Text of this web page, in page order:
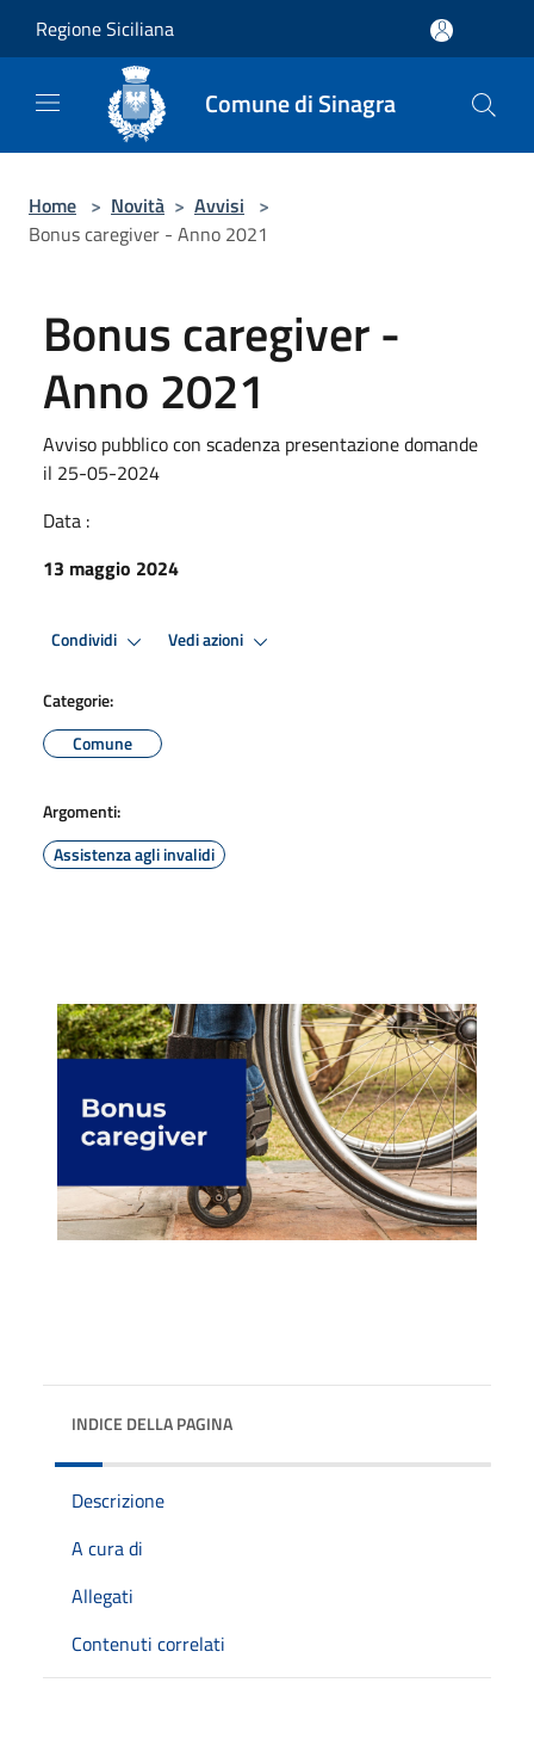
Regione Siciliana
Comune di Sinagra
Home > Novità > Avvisi >
Bonus caregiver - Anno 2021
Bonus caregiver -
Anno 2021
Avviso pubblico con scadenza presentazione domande
il 25-05-2024
Data :
13 maggio 2024
Condividi Vedi azioni
Categorie:
Comune
Argomenti:
Assistenza agli invalidi
INDICE DELLA PAGINA
Descrizione
A cura di
Allegati
Contenuti correlati